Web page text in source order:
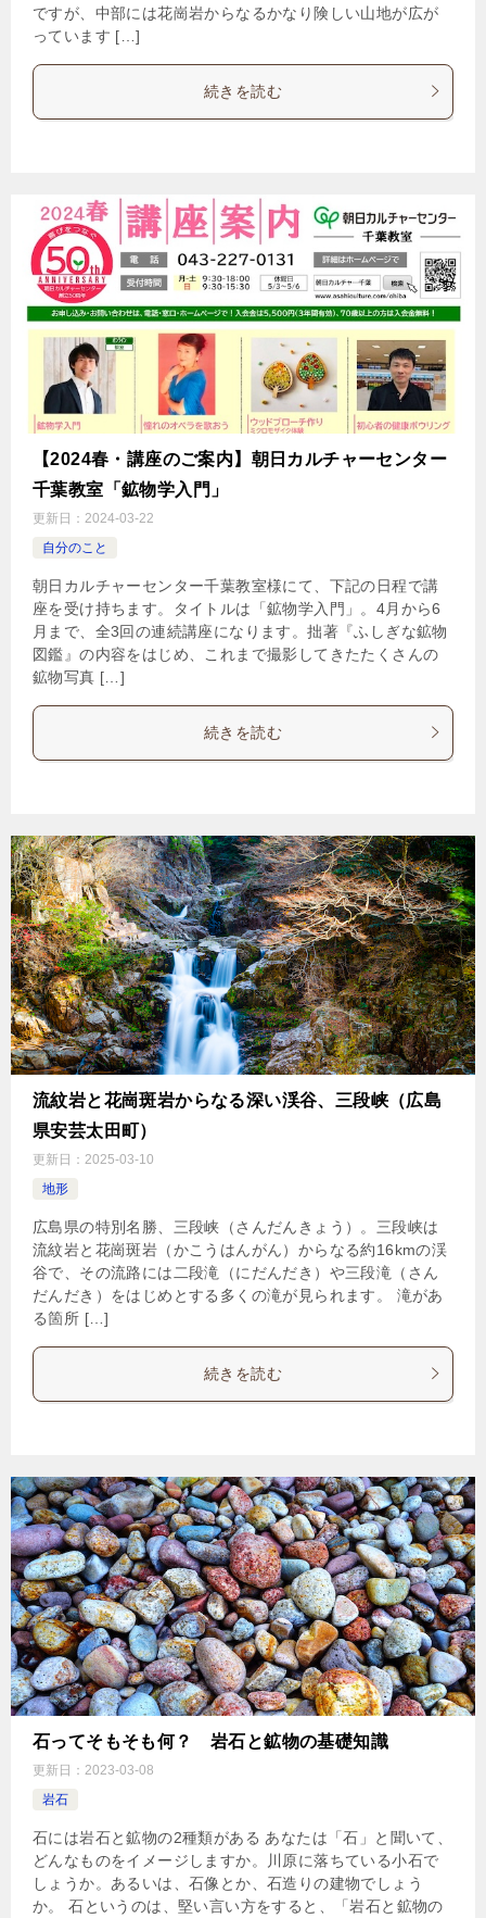
ですが、中部には花崗岩からなるかなり険しい山地が広が
っています […]
続きを読む
【2024春・講座のご案内】朝日カルチャーセンター
千葉教室「鉱物学入門」
更新日： 2024-03-22
自分のこと
朝日カルチャーセンター千葉教室様にて、下記の日程で講
座を受け持ちます。タイトルは「鉱物学入門」。4月から6
月まで、全3回の連続講座になります。拙著『ふしぎな鉱物
図鑑』の内容をはじめ、これまで撮影してきたたくさんの
鉱物写真 […]
続きを読む
流紋岩と花崗斑岩からなる深い渓谷、三段峡（広島
県安芸太田町）
更新日： 2025-03-10
地形
広島県の特別名勝、三段峡（さんだんきょう）。三段峡は
流紋岩と花崗斑岩（かこうはんがん）からなる約16kmの渓
谷で、その流路には二段滝（にだんだき）や三段滝（さん
だんだき）をはじめとする多くの滝が見られます。 滝があ
る箇所 […]
続きを読む
石ってそもそも何？ 岩石と鉱物の基礎知識
更新日： 2023-03-08
岩石
石には岩石と鉱物の2種類がある あなたは「石」と聞いて、
どんなものをイメージしますか。川原に落ちている小石で
しょうか。あるいは、石像とか、石造りの建物でしょう
か。 石というのは、堅い言い方をすると、「岩石と鉱物の